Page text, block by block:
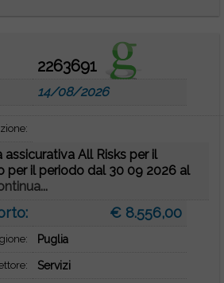
2263691
14/08/2026
All Risks per il
per il periodo dal 30 09 2026 al
€ 8.556,00
Puglia
Servizi